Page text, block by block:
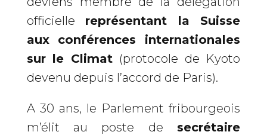
officielle
représentant la Suisse
aux conférences internationales
sur le Climat (protocole de Kyoto
devenu depuis l’accord de Paris).
A 30 ans, le Parlement fribourgeois
m’élit au poste de secrétaire